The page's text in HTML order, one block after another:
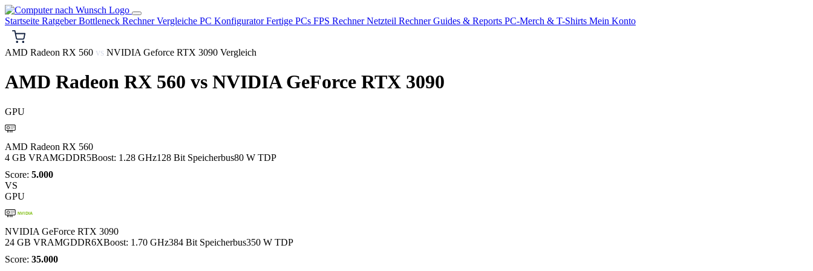
Startseite RatgeberBottleneck RechnerVergleiche PC KonfiguratorFertige PCs FPS RechnerNetzteil RechnerGuides & Reports PC-Merch & T-Shirts Mein Konto
AMD Radeon RX 560 vs NVIDIA Geforce RTX 3090 Vergleich
AMD Radeon RX 560 vs NVIDIA GeForce RTX 3090
GPU
AMD Radeon RX 560
4 GB VRAMGDDR5Boost: 1.28 GHz128 Bit Speicherbus80 W TDP
Score: 5.000
VS
GPU
NVIDIA
NVIDIA GeForce RTX 3090
24 GB VRAMGDDR6XBoost: 1.70 GHz384 Bit Speicherbus350 W TDP
Score: 35.000